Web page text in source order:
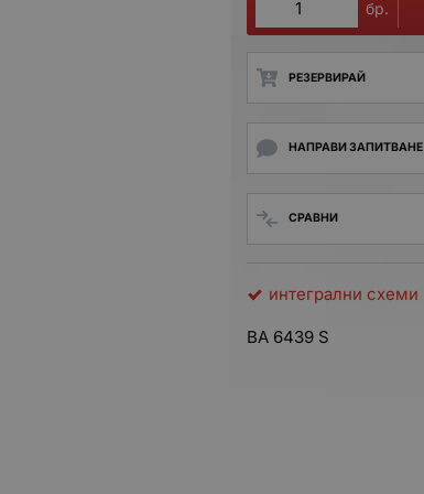
бр.
РЕЗЕРВИРАЙ
НАПРАВИ ЗАПИТВАНЕ
СРАВНИ
интегрални схеми
BA 6439 S